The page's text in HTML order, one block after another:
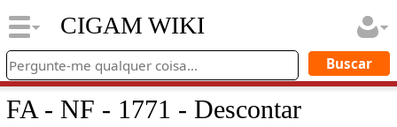
CIGAM WIKI
FA - NF - 1771 - Descontar